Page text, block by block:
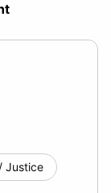
Justice